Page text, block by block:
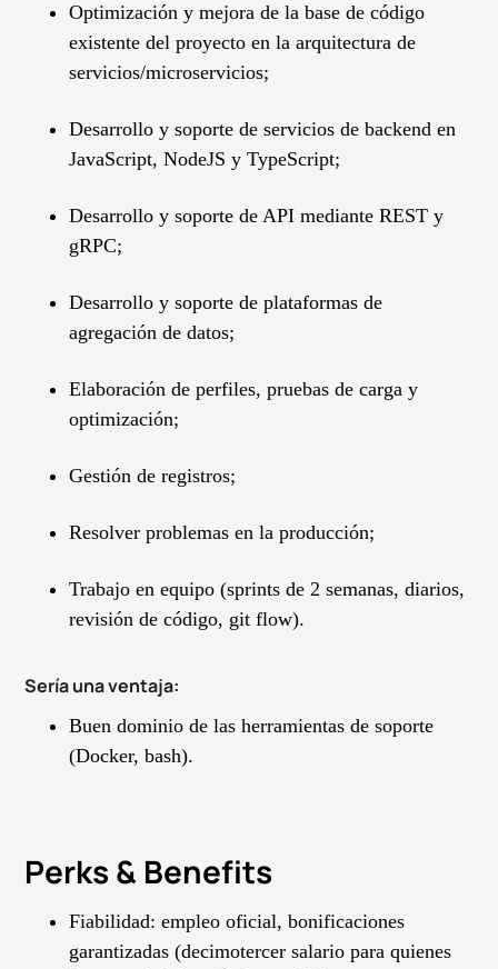
Optimización y mejora de la base de código
existente del proyecto en la arquitectura de
servicios/microservicios;
Desarrollo y soporte de servicios de backend en
JavaScript, NodeJS y TypeScript;
Desarrollo y soporte de API mediante REST y
gRPC;
Desarrollo y soporte de plataformas de
agregación de datos;
Elaboración de perfiles, pruebas de carga y
optimización;
Gestión de registros;
Resolver problemas en la producción;
Trabajo en equipo (sprints de 2 semanas, diarios,
revisión de código, git flow).
Sería una ventaja:
Buen dominio de las herramientas de soporte
(Docker, bash).
Perks & Benefits
Fiabilidad: empleo oficial, bonificaciones
garantizadas (decimotercer salario para quienes